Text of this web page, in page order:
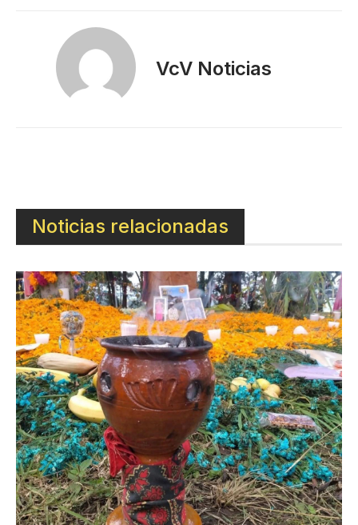
VcV Noticias
Noticias relacionadas